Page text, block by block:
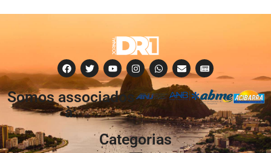
Somos associados
à:
Categorias